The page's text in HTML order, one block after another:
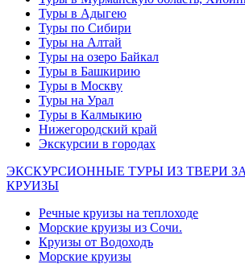
Туры в Адыгею
Туры по Сибири
Туры на Алтай
Туры на озеро Байкал
Туры в Башкирию
Туры в Москву
Туры на Урал
Туры в Калмыкию
Нижегородский край
Экскурсии в городах
ЭКСКУРСИОННЫЕ ТУРЫ ИЗ ТВЕРИ
КРУИЗЫ
Речные круизы на теплоходе
Морские круизы из Сочи.
Круизы от Водоходъ
Морские круизы